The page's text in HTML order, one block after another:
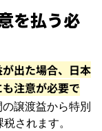
を払う必
出た場合、日本
注意が必要で
譲渡益から特別
されます。